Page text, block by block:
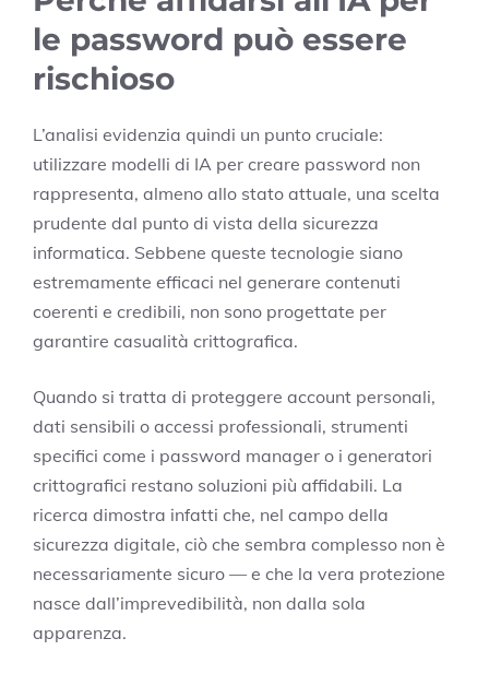
le password può essere
rischioso
L’analisi evidenzia quindi un punto cruciale:
utilizzare modelli di IA per creare password non
rappresenta, almeno allo stato attuale, una scelta
prudente dal punto di vista della sicurezza
informatica. Sebbene queste tecnologie siano
estremamente efficaci nel generare contenuti
coerenti e credibili, non sono progettate per
garantire casualità crittografica.
Quando si tratta di proteggere account personali,
dati sensibili o accessi professionali, strumenti
specifici come i password manager o i generatori
crittografici restano soluzioni più affidabili. La
ricerca dimostra infatti che, nel campo della
sicurezza digitale, ciò che sembra complesso non è
necessariamente sicuro — e che la vera protezione
nasce dall’imprevedibilità, non dalla sola
apparenza.